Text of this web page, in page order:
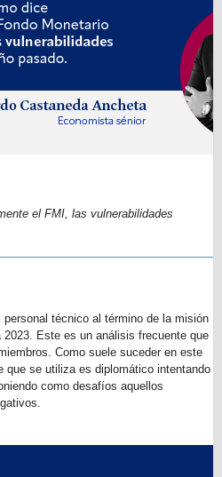
el FMI, las vulnerabilidades
técnico al término de la misión
Este es un análisis frecuente que
Como suele suceder en este
que se utiliza es diplomático intentando
como desafíos aquellos